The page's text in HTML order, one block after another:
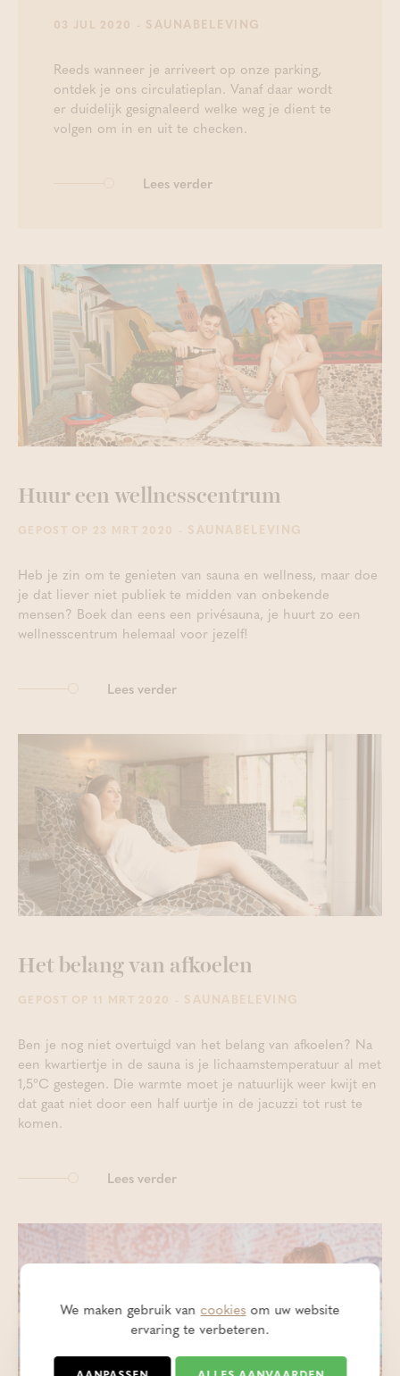
03 JUL 2020 - SAUNABELEVING
Reeds wanneer je arriveert op onze parking,
ontdek je ons circulatieplan. Vanaf daar wordt
er duidelijk gesignaleerd welke weg je dient te
volgen om in en uit te checken.
Lees verder
Huur een wellnesscentrum
GEPOST OP 23 MRT 2020 - SAUNABELEVING
Heb je zin om te genieten van sauna en wellness, maar doe
je dat liever niet publiek te midden van onbekende
mensen? Boek dan eens een privésauna, je huurt zo een
wellnesscentrum helemaal voor jezelf!
Lees verder
Het belang van afkoelen
GEPOST OP 11 MRT 2020 - SAUNABELEVING
Ben je nog niet overtuigd van het belang van afkoelen? Na
een kwartiertje in de sauna is je lichaamstemperatuur al met
1,5°C gestegen. Die warmte moet je natuurlijk weer kwijt en
dat gaat niet door een half uurtje in de jacuzzi tot rust te
komen.
Lees verder
We maken gebruik vancookiesom uw website
ervaring te verbeteren.